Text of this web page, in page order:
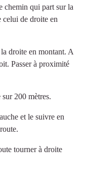
chemin qui part sur la
celui de droite en
droite en montant. A
Passer à proximité
200 mètres.
et le suivre en
tourner à droite